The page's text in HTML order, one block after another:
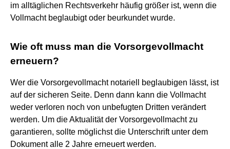
im alltäglichen Rechtsverkehr häufig größer ist, wenn die
Vollmacht beglaubigt oder beurkundet wurde.
Wie oft muss man die Vorsorgevollmacht
erneuern?
Wer die Vorsorgevollmacht notariell beglaubigen lässt, ist
auf der sicheren Seite. Denn dann kann die Vollmacht
weder verloren noch von unbefugten Dritten verändert
werden. Um die Aktualität der Vorsorgevollmacht zu
garantieren, sollte möglichst die Unterschrift unter dem
Dokument alle 2 Jahre erneuert werden.